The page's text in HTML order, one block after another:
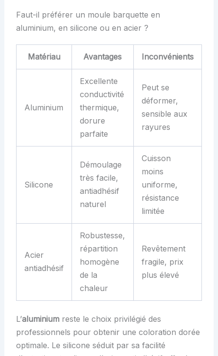
Faut-il préférer un moule barquette en
aluminium, en silicone ou en acier ?
Matériau Avantages Inconvénients
Aluminium
Excellente
conductivité
thermique,
dorure
parfaite
Peut se
déformer,
sensible aux
rayures
Silicone
Démoulage
très facile,
antiadhésif
naturel
Cuisson
moins
uniforme,
résistance
limitée
Acier
antiadhésif
Robustesse,
répartition
homogène
de la
chaleur
Revêtement
fragile, prix
plus élevé
L’aluminiumreste le choix privilégié des
professionnels pour obtenir une coloration dorée
optimale. Le silicone séduit par sa facilité